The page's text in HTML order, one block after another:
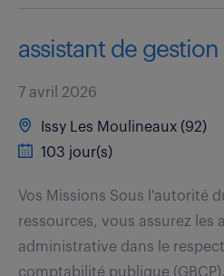
assistant de gestion
7 avril 2026
Issy Les Moulineaux (92)
103 jour(s)
Vos Missions Sous l'autorité
ressources, vous assurez les
administrative dans le
comptabilité publique